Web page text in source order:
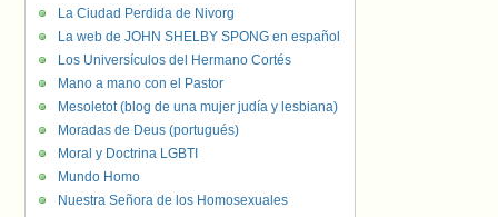
La Ciudad Perdida de Nivorg
La web de JOHN SHELBY SPONG en español
Los Universículos del Hermano Cortés
Mano a mano con el Pastor
Mesoletot (blog de una mujer judía y lesbiana)
Moradas de Deus (portugués)
Moral y Doctrina LGBTI
Mundo Homo
Nuestra Señora de los Homosexuales